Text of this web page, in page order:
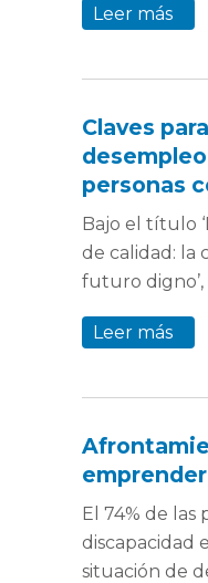
Leer más
Claves
personas
Bajo el título
de calidad: la
futuro digno’,
Leer más
El 74% de las
discapacidad
situación de